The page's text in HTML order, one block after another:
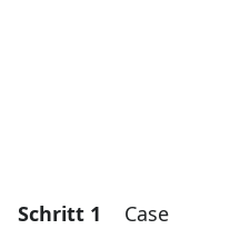
Schritt 1 Case